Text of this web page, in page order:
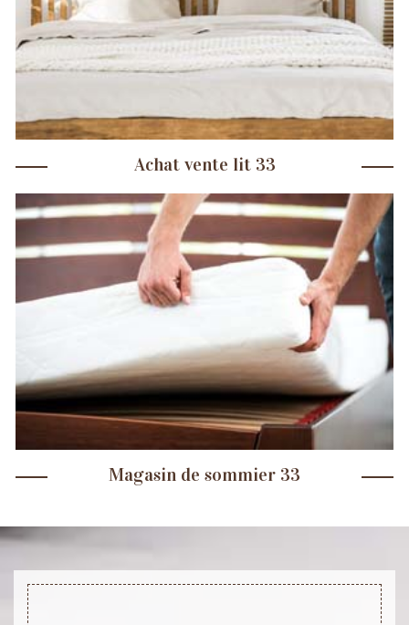
Achat vente lit 33
Magasin de sommier 33